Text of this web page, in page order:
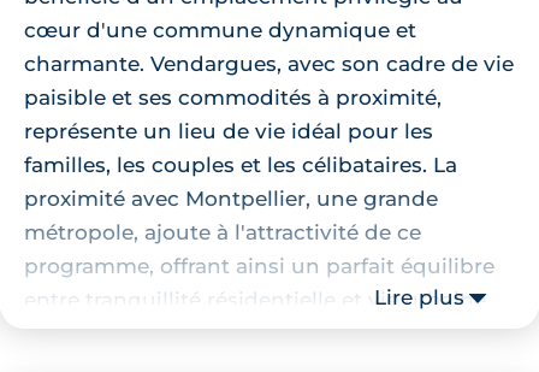
cœur d'une commune dynamique et
charmante. Vendargues, avec son cadre de vie
paisible et ses commodités à proximité,
représente un lieu de vie idéal pour les
familles, les couples et les célibataires. La
proximité avec Montpellier, une grande
métropole, ajoute à l'attractivité de ce
programme, offrant ainsi un parfait équilibre
entre tranquillité résidentielle et vie urbaine
active.
Lire plus